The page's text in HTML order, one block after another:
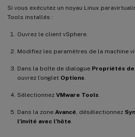
Si vous exécutez un noyau Linux
Tools installés :
Ouvrez le client vSphere.
Modifiez les paramètres de la machine
Dans la boîte de dialogue Propriétés
ouvrez l’onglet Options
Sélectionnez VMware Tools
Dans la zone Avancé , désélectionnez
l’invité avec l’hôte